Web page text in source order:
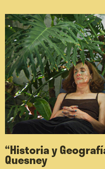
“Historia y
Quesney